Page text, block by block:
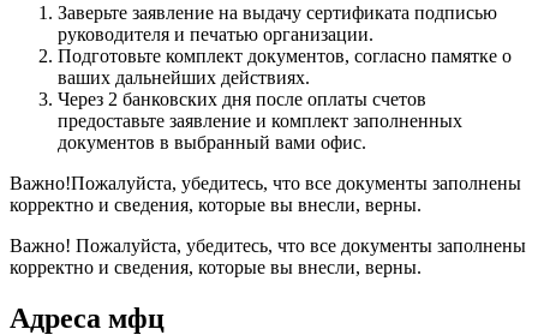
Заверьте заявление на выдачу сертификата подписью
руководителя и печатью организации.
Подготовьте комплект документов, согласно памятке о
ваших дальнейших действиях.
Через 2 банковских дня после оплаты счетов
предоставьте заявление и комплект заполненных
документов в выбранный вами офис.
Важно!Пожалуйста, убедитесь, что все документы заполнены
корректно и сведения, которые вы внесли, верны.
Важно! Пожалуйста, убедитесь, что все документы заполнены
корректно и сведения, которые вы внесли, верны.
Адреса мфц